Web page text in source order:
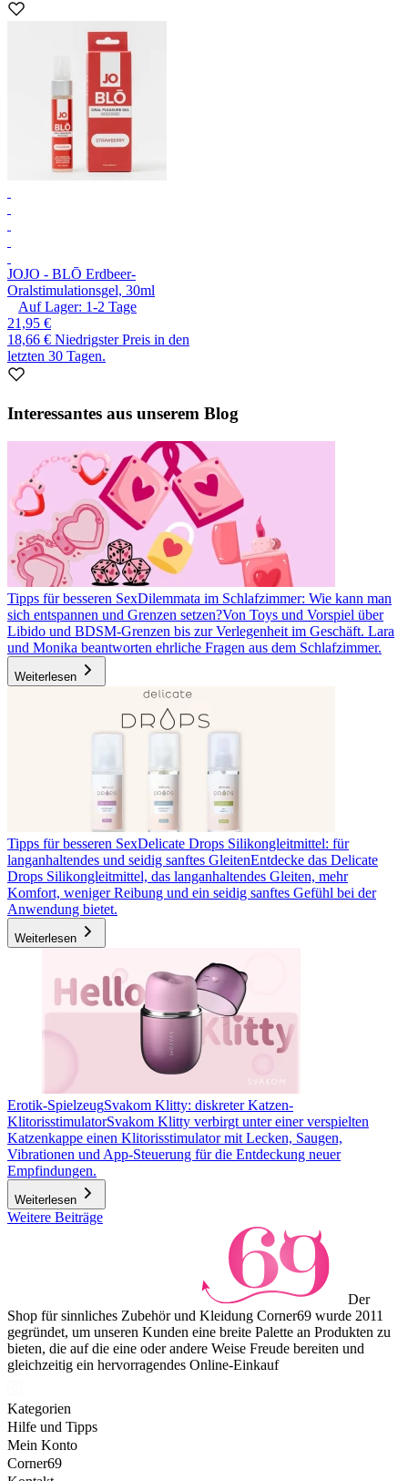
JOJO - BLŌ Erdbeer-
Oralstimulationsgel, 30ml
Auf Lager: 1-2 Tage
21,95 €
18,66 € Niedrigster Preis in den
letzten 30 Tagen.
Interessantes aus unserem Blog
Tipps für besseren SexDilemmata im Schlafzimmer: Wie kann man
sich entspannen und Grenzen setzen?Von Toys und Vorspiel über
Libido und BDSM-Grenzen bis zur Verlegenheit im Geschäft. Lara
und Monika beantworten ehrliche Fragen aus dem Schlafzimmer.
Weiterlesen
Tipps für besseren SexDelicate Drops Silikongleitmittel: für
langanhaltendes und seidig sanftes GleitenEntdecke das Delicate
Drops Silikongleitmittel, das langanhaltendes Gleiten, mehr
Komfort, weniger Reibung und ein seidig sanftes Gefühl bei der
Anwendung bietet.
Weiterlesen
Erotik-SpielzeugSvakom Klitty: diskreter Katzen-
KlitorisstimulatorSvakom Klitty verbirgt unter einer verspielten
Katzenkappe einen Klitorisstimulator mit Lecken, Saugen,
Vibrationen und App-Steuerung für die Entdeckung neuer
Empfindungen.
Weiterlesen
Weitere Beiträge
Der
Shop für sinnliches Zubehör und Kleidung Corner69 wurde 2011
gegründet, um unseren Kunden eine breite Palette an Produkten zu
bieten, die auf die eine oder andere Weise Freude bereiten und
gleichzeitig ein hervorragendes Online-Einkauf
Kategorien
Hilfe und Tipps
Mein Konto
Corner69